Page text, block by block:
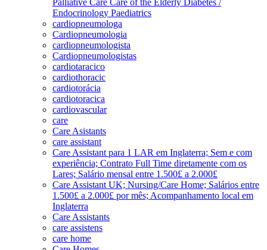
Endocrinology Paediatrics
cardiopneumologa
Cardiopneumologia
cardiopneumologista
Cardiopneumologistas
cardiotaracico
cardiothoracic
cardiotorácia
cardiotoracica
cardiovascular
care
Care Asistants
care assistant
Care Assistant para 1 LAR em Inglaterra; Sem e com
experiência; Contrato Full Time diretamente com os
Lares; Salário mensal entre 1.500£ a 2.000£
Care Assistant UK; Nursing/Care Home; Salários entre
1.500£ a 2.000£ por mês; Acompanhamento local em
Inglaterra
Care Assistants
care assistens
care home